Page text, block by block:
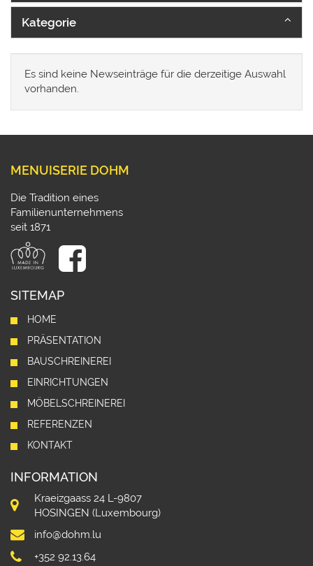
Kategorie
Es sind keine Newseinträge für die derzeitige Auswahl
vorhanden.
MENUISERIE DOHM
Die Tradition eines
Familienunternehmens
seit 1871
SITEMAP
HOME
PRÄSENTATION
BAUSCHREINEREI
EINRICHTUNGEN
MÖBELSCHREINEREI
REFERENZEN
KONTAKT
INFORMATION
Kraeizgaass 24 L-9807
HOSINGEN (Luxembourg)
info@dohm.lu
+352 92.13.64